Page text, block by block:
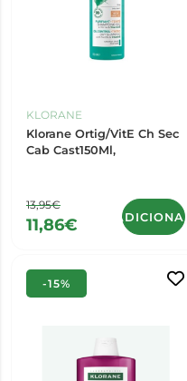
KLORANE
Klorane Ortig/VitE Ch Sec
Cab Cast150Ml,
13,95€
11,86€ ADICIONAR
-15%